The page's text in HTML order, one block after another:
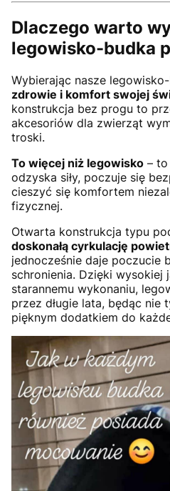
Dlaczego warto
legowisko-budka
Wybierając nasze
zdrowie i komfort swojej
konstrukcja bez progu to
akcesoriów dla zwierząt
troski.
To więcej niż legowisko –
odzyska siły, poczuje się
cieszyć się komfortem
fizycznej.
Otwarta konstrukcja typu
doskonałą cyrkulację
jednocześnie daje poczucie
schronienia. Dzięki wysokiej
starannemu wykonaniu,
przez długie lata, będąc nie
pięknym dodatkiem do